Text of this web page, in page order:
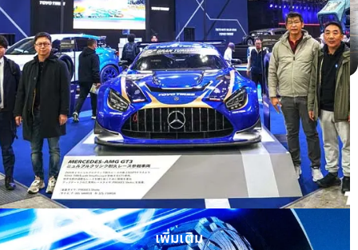
Honda HRV ติดตั้ง OPEN COUNTRY H/T
II WHITE LETTER
เพิ่มเติม